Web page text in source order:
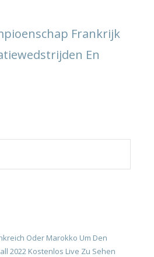
Frankrijk
En
Oder Marokko Um Den
2022 Kostenlos Live Zu Sehen